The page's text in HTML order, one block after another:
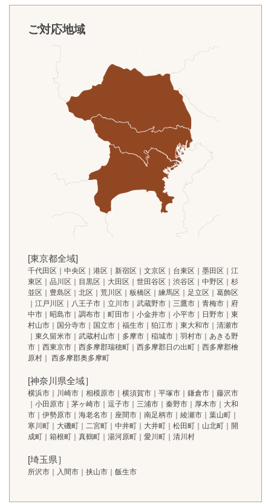
ご対応地域
[東京都全域]
千代田区｜中央区｜港区｜新宿区｜文京区｜台東区｜墨田区｜江
東区｜品川区｜目黒区｜大田区｜世田谷区｜渋谷区｜中野区｜杉
並区｜豊島区｜北区｜荒川区｜板橋区｜練馬区｜足立区｜葛飾区
｜江戸川区｜八王子市｜立川市｜武蔵野市｜三鷹市｜青梅市｜府
中市｜昭島市｜調布市｜町田市｜小金井市｜小平市｜日野市｜東
村山市｜国分寺市｜国立市｜福生市｜狛江市｜東大和市｜清瀬市
｜東久留米市｜武蔵村山市｜多摩市｜稲城市｜羽村市｜あきる野
市｜西東京市｜西多摩郡瑞穂町｜西多摩郡日の出町｜西多摩郡檜
原村｜ 西多摩郡奥多摩町
[神奈川県全域］
横浜市｜川崎市｜相模原市｜横須賀市｜平塚市｜鎌倉市｜藤沢市
｜小田原市｜茅ヶ崎市｜逗子市｜三浦市｜秦野市｜厚木市｜大和
市｜伊勢原市｜海老名市｜座間市｜南足柄市｜綾瀬市｜葉山町｜
寒川町｜大磯町｜二宮町｜中井町｜大井町｜松田町｜山北町｜開
成町｜箱根町｜真鶴町｜湯河原町｜愛川町｜清川村
[埼玉県］
所沢市｜入間市｜挟山市｜飯生市